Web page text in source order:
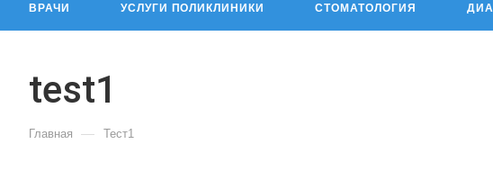
ВРАЧИ УСЛУГИ ПОЛИКЛИНИКИ СТОМАТОЛОГИЯ
test1
Главная — Тест1